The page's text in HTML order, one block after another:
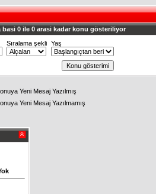
0 ile 0 arasi kadar konu gösteriliyor
Sıralama şekli Yaş
Yeni Mesaj Yazılmış
Yeni Mesaj Yazılmamış